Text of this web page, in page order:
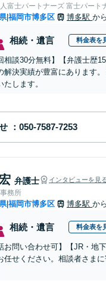
富士パートナーズ 富士パート
|福岡市博多区 博多駅 か
相続・遺言 料金表を
相談30分無料】【弁護士歴
解決実績が豊富にあります
たします。
弁護士 インタビューを見
務所
|福岡市博多区 博多駅 か
相続・遺言 料金表を
お問い合わせ可】【JR・地
任せください。相談者さま